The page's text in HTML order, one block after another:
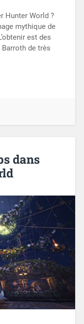
Hunter World ?
mythique de
est des
de très
dans